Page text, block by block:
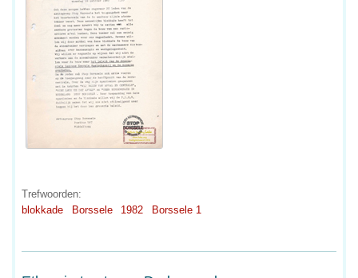
Trefwoorden:
blokkade
Borssele 1982 Borssele 1